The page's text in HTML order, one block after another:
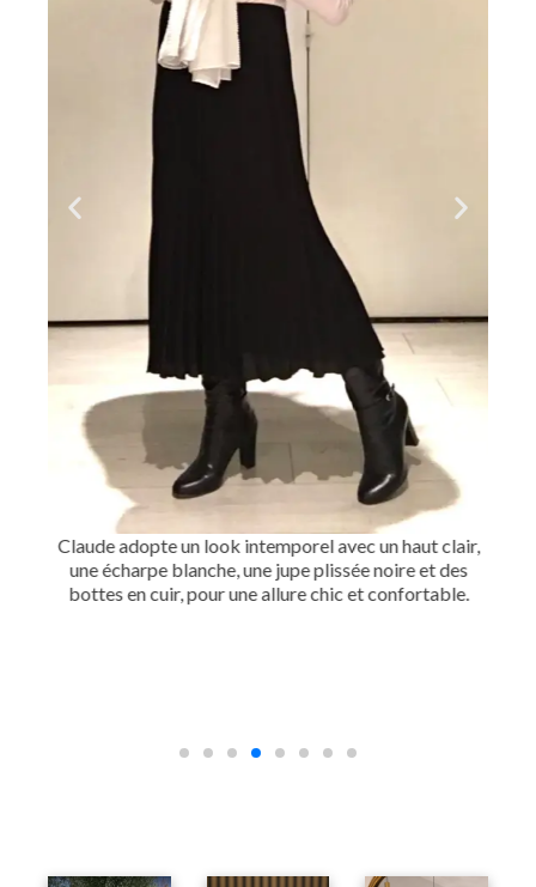
Claude adopte un look intemporel avec un haut clair,
une écharpe blanche, une jupe plissée noire et des
bottes en cuir, pour une allure chic et confortable.